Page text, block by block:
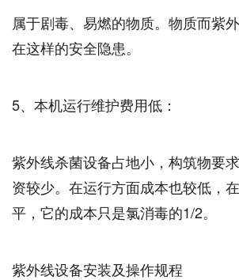
属于剧毒、易燃的物质。物质而紫
在这样的安全隐患。
5、本机运行维护费用低：
紫外线杀菌设备占地小，构筑物要
资较少。在运行方面成本也较低，
平，它的成本只是氯消毒的1/2。
紫外线设备安装及操作规程